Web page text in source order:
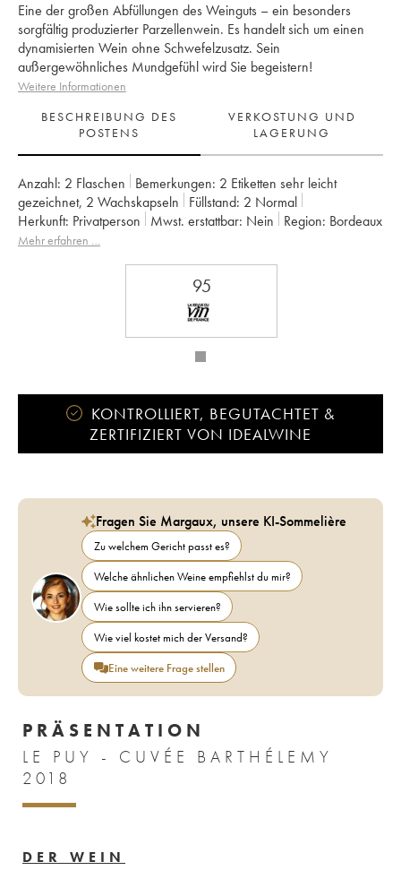
Eine der großen Abfüllungen des Weinguts – ein besonders
sorgfältig produzierter Parzellenwein. Es handelt sich um einen
dynamisierten Wein ohne Schwefelzusatz. Sein
außergewöhnliches Mundgefühl wird Sie begeistern!
Weitere Informationen
BESCHREIBUNG DES
POSTENS
VERKOSTUNG UND
LAGERUNG
Anzahl: 2 Flaschen Bemerkungen: 2 Etiketten sehr leicht
gezeichnet, 2 Wachskapseln Füllstand: 2 Normal
Herkunft:
privatperson Mwst. erstattbar: nein Region:
Bordeaux
Appellation:
Mehr erfahren …
95
KONTROLLIERT, BEGUTACHTET &
ZERTIFIZIERT VON IDEALWINE
Fragen Sie Margaux, unsere KI-Sommelière
Zu welchem Gericht passt es?
Welche ähnlichen Weine empfiehlst du mir?
Wie sollte ich ihn servieren?
Wie viel kostet mich der Versand?
Eine weitere Frage stellen
PRÄSENTATION
LE PUY - CUVÉE BARTHÉLEMY
2018
DER WEIN